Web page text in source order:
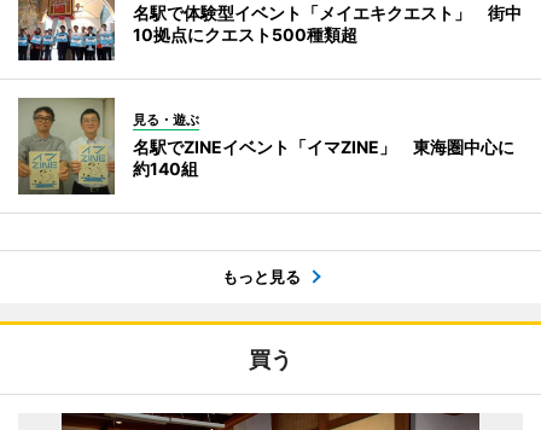
名駅で体験型イベント「メイエキクエスト」 街中
10拠点にクエスト500種類超
見る・遊ぶ
名駅でZINEイベント「イマZINE」 東海圏中心に
約140組
もっと見る
買う